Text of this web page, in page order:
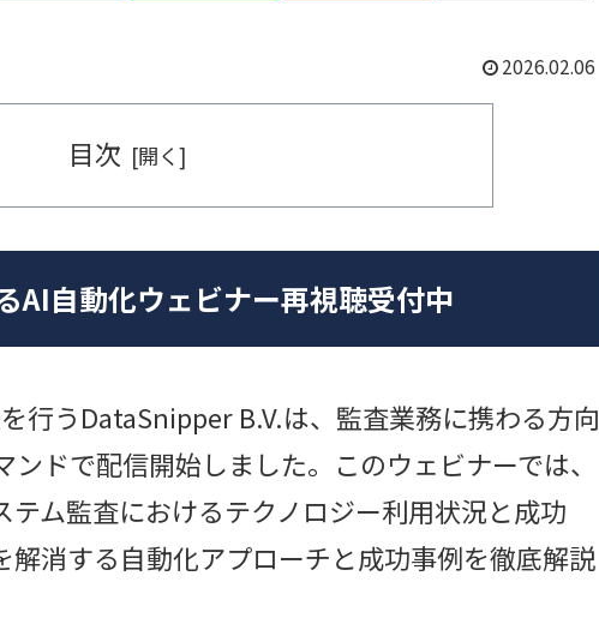
2026.02.06
目次
AI自動化ウェビナー再視聴受付中
行うDataSnipper B.V.は、監査業務に携わる方向
ドで配信開始しました。このウェビナーでは、
テム監査におけるテクノロジー利用状況と成功
消する自動化アプローチと成功事例を徹底解説